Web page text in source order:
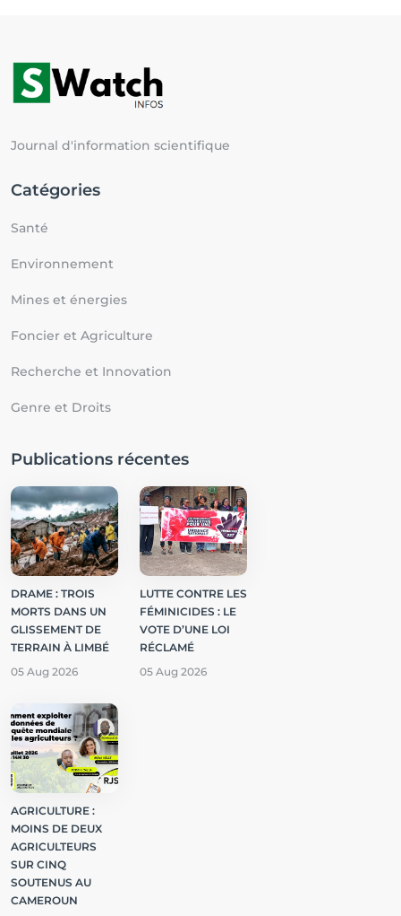
Journal d'information scientifique
Catégories
Santé
Environnement
Mines et énergies
Foncier et Agriculture
Recherche et Innovation
Genre et Droits
Publications récentes
DRAME : TROIS
MORTS DANS UN
GLISSEMENT DE
TERRAIN À LIMBÉ
05 Aug 2026
LUTTE CONTRE LES
FÉMINICIDES : LE
VOTE D’UNE LOI
RÉCLAMÉ
05 Aug 2026
AGRICULTURE :
MOINS DE DEUX
AGRICULTEURS
SUR CINQ
SOUTENUS AU
CAMEROUN